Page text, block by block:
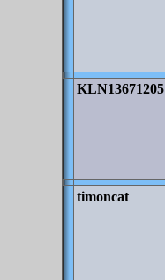
KLN13671205
timoncat